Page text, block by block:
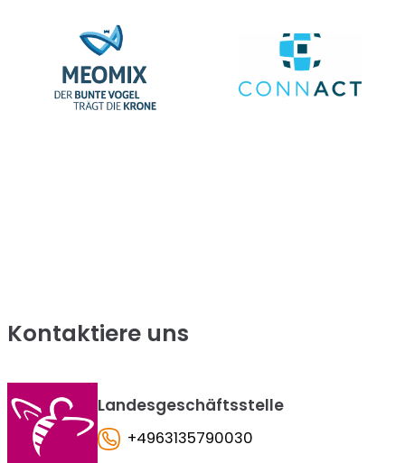
Kontaktiere uns
Landesgeschäftsstelle
+4963135790030